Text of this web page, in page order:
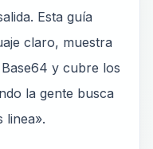
Esta guía
claro, muestra
y cubre los
la gente busca
linea».